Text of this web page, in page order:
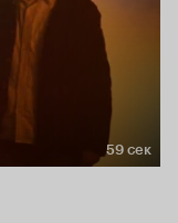
59 сек